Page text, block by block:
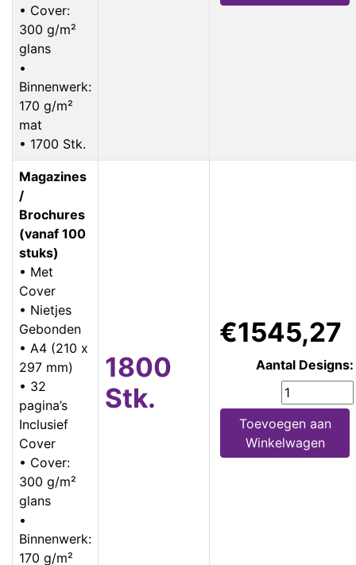
• Cover:
300 g/m²
glans
•
Binnenwerk:
170 g/m²
mat
• 1700 Stk.
Magazines
/
Brochures
(vanaf 100
stuks)
• Met
Cover
• Nietjes
Gebonden
• A4 (210 x
297 mm)
• 32
pagina’s
Inclusief
Cover
• Cover:
300 g/m²
glans
•
Binnenwerk:
170 g/m²
1800
Stk.
€1545,27
Aantal Designs:
Toevoegen aan
Winkelwagen